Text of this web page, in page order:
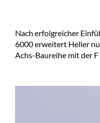
Nach erfolgreicher
6000 erweitert Heller
Achs-Baureihe mit der